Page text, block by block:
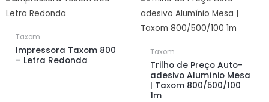
Taxom
Impressora Taxom 800
– Letra Redonda
Taxom
Trilho de Preço Auto-
adesivo Alumínio Mesa
| Taxom 800/500/100
1m